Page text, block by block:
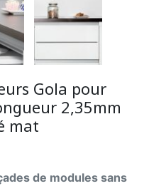
Gola pour
2,35mm
mat
de modules sans